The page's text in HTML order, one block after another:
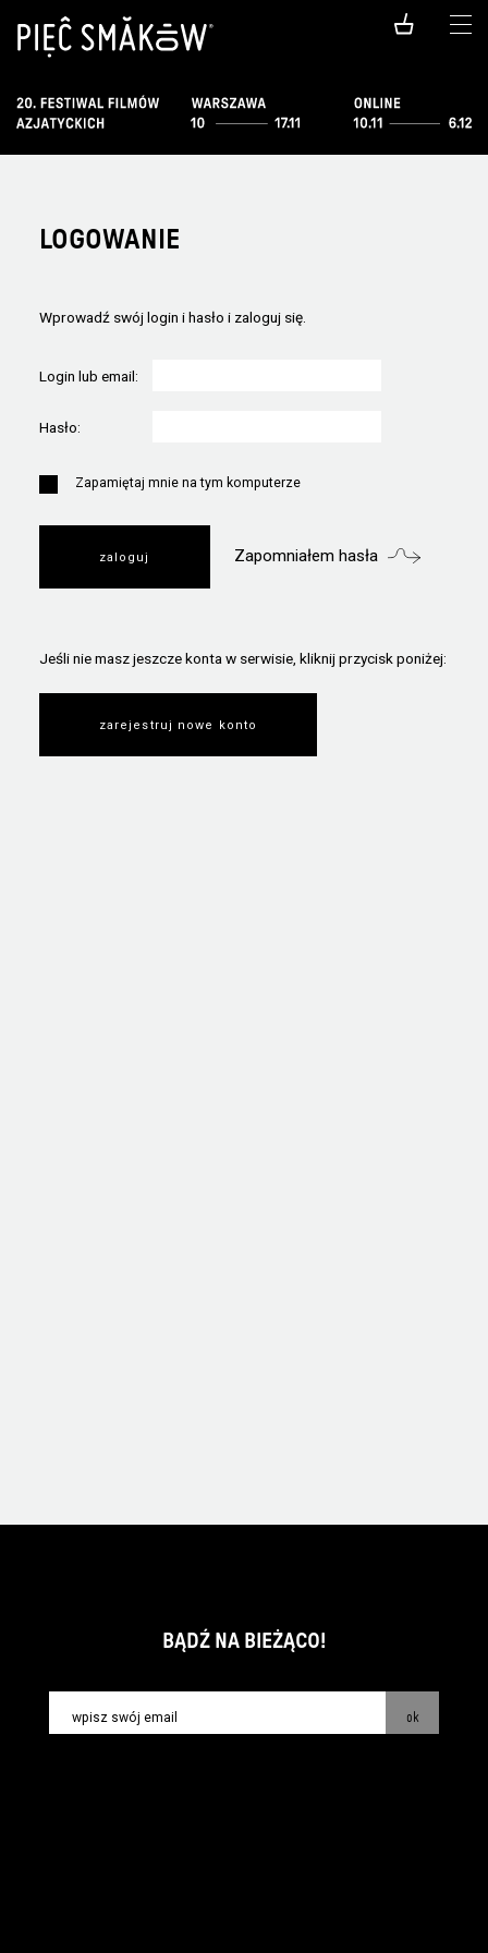
LOGOWANIE
Wprowadź swój login i hasło i zaloguj się.
Login lub email:
Hasło:
Zapamiętaj mnie na tym komputerze
Zapomniałem hasła
Jeśli nie masz jeszcze konta w serwisie, kliknij przycisk poniżej:
zarejestruj nowe konto
BĄDŹ NA BIEŻĄCO!
ok